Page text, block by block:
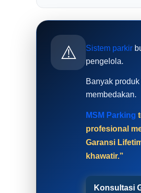
⚠️ Sistem parkir
pengelola.
Banyak
membedakan.
MSM Parking
profesional
Garansi
khawatir.”
Konsultasi